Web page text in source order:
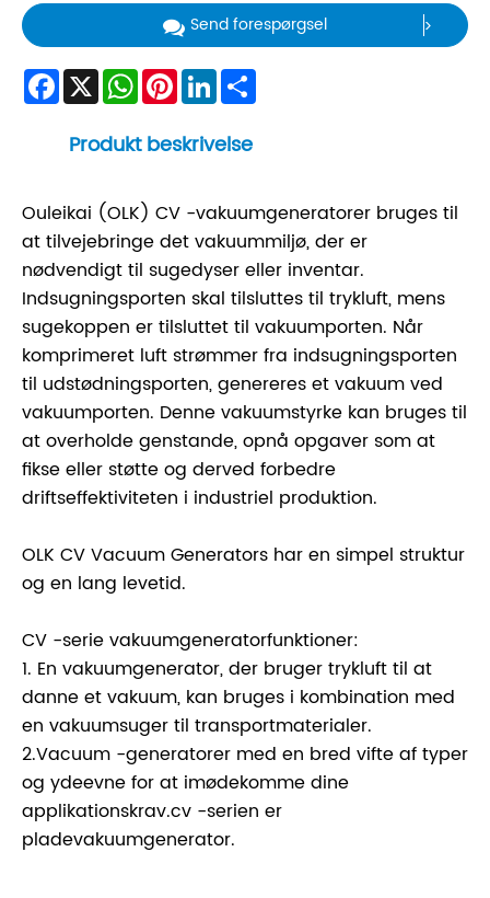
Send forespørgsel
Facebook
X WhatsApp
Pinterest
LinkedIn
Produkt beskrivelse
Ouleikai (OLK) CV -vakuumgeneratorer bruges til
at tilvejebringe det vakuummiljø, der er
nødvendigt til sugedyser eller inventar.
Indsugningsporten skal tilsluttes til trykluft, mens
sugekoppen er tilsluttet til vakuumporten. Når
komprimeret luft strømmer fra indsugningsporten
til udstødningsporten, genereres et vakuum ved
vakuumporten. Denne vakuumstyrke kan bruges til
at overholde genstande, opnå opgaver som at
fikse eller støtte og derved forbedre
driftseffektiviteten i industriel produktion.
OLK CV Vacuum Generators har en simpel struktur
og en lang levetid.
CV -serie vakuumgeneratorfunktioner:
1. En vakuumgenerator, der bruger trykluft til at
danne et vakuum, kan bruges i kombination med
en vakuumsuger til transportmaterialer.
2.Vacuum -generatorer med en bred vifte af typer
og ydeevne for at imødekomme dine
applikationskrav.cv -serien er
pladevakuumgenerator.